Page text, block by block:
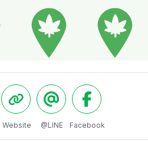
Website @LINE Facebook